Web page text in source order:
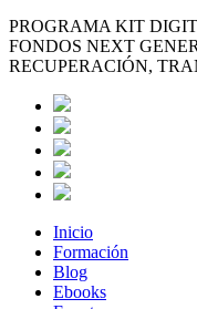
PROGRAMA KIT
FONDOS NEXT
RECUPERACIÓN,
Inicio
Formación
Blog
Ebooks